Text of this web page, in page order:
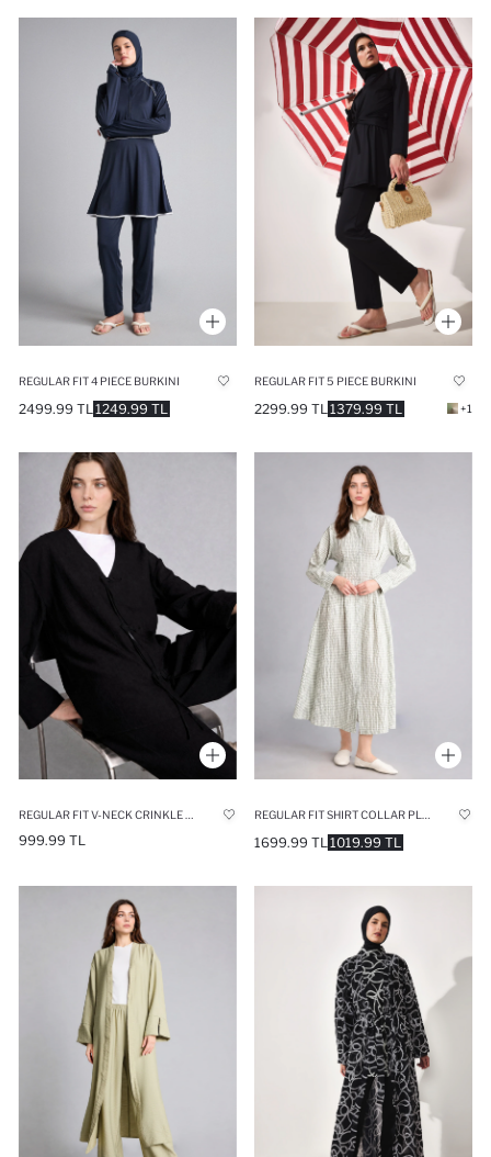
REGULAR FIT 4 PIECE BURKINI
1249.99 TL
2499.99 TL
REGULAR FIT 5 PIECE BURKINI
1379.99 TL
2299.99 TL +1
999.99 TL 1019.99 TL
1699.99 TL